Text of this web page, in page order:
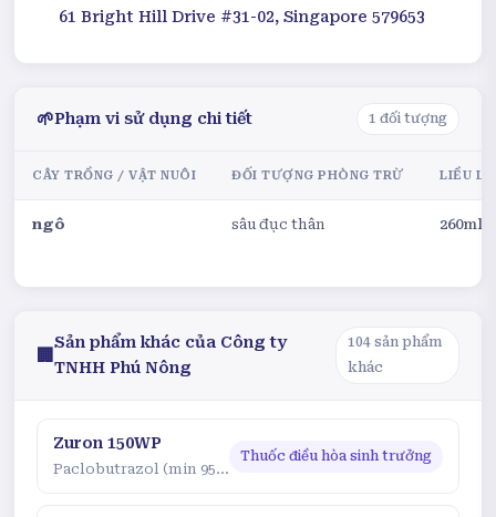
61 Bright Hill Drive #31-02, Singapore 579653
🌱Phạm vi sử dụng chi tiết 1 đối tượng
CÂY TRỒNG / VẬT NUÔI ĐỐI TƯỢNG PHÒNG TRỪ LIỀU
ngô sâu đục thân 260ml/
🏢
Sản phẩm khác của Công ty
TNHH Phú Nông
104sản phẩm
khác
Zuron 150WP
Paclobutrazol (min 95 %)
Thuốc điều hòa sinh trưởng